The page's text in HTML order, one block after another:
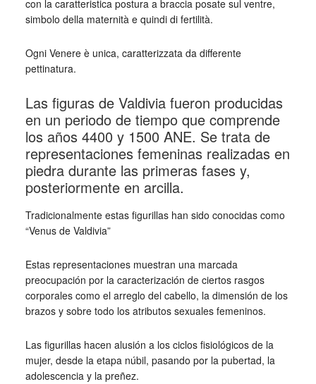
con la caratteristica postura a braccia posate sul ventre,
simbolo della maternità e quindi di fertilità.
Ogni Venere è unica, caratterizzata da differente
pettinatura.
Las figuras de Valdivia fueron producidas
en un periodo de tiempo que comprende
los años 4400 y 1500 ANE. Se trata de
representaciones femeninas realizadas en
piedra durante las primeras fases y,
posteriormente en arcilla.
Tradicionalmente estas figurillas han sido conocidas como
“Venus de Valdivia”
Estas representaciones muestran una marcada
preocupación por la caracterización de ciertos rasgos
corporales como el arreglo del cabello, la dimensión de los
brazos y sobre todo los atributos sexuales femeninos.
Las figurillas hacen alusión a los ciclos fisiológicos de la
mujer, desde la etapa núbil, pasando por la pubertad, la
adolescencia y la preñez.